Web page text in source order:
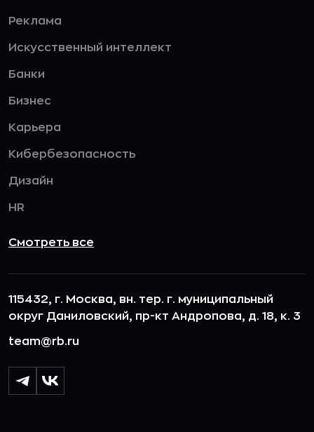
Реклама
Искусственный интеллект
Банки
Бизнес
Карьера
Кибербезопасность
Дизайн
HR
Смотреть все
115432, г. Москва, вн. тер. г. муниципальный
округ Даниловский, пр-кт Андропова, д. 18, к. 3
team@rb.ru